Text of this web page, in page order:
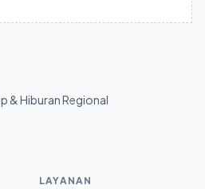
& Hiburan Regional
LAYANAN